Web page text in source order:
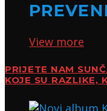
View more
PRIJETE NAM
KOJE SU RAZLIKE,